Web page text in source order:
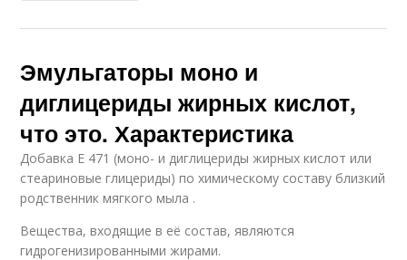
Эмульгаторы моно и
диглицериды жирных кислот,
что это. Характеристика
Добавка E 471 (моно- и диглицериды жирных кислот или
стеариновые глицериды) по химическому составу близкий
родственник мягкого мыла .
Вещества, входящие в её состав, являются
гидрогенизированными жирами.